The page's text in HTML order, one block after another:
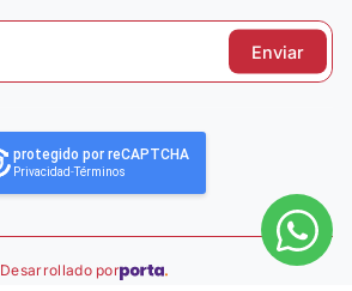
Enviar
protegido por reCAPTCHA
Privacidad-Términos
Desarrollado por